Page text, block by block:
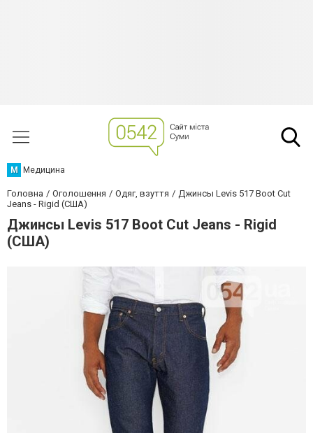
М Медицина
Головна Оголошення Одяг, взуття
Джинсы Levis 517 Boot Cut
Jeans - Rigid (США)
Джинсы Levis 517 Boot Cut Jeans - Rigid
(США)